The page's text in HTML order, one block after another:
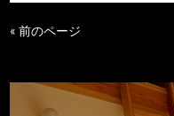
« 前のページ